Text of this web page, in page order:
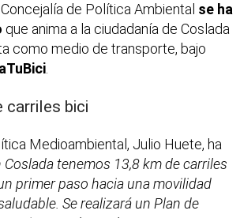
de Política Ambiental se ha
que anima a la ciudadanía de Coslada
como medio de transporte, bajo
.
carriles bici
Medioambiental, Julio Huete, ha
Coslada tenemos 13,8 km de carriles
primer paso hacia una movilidad
Se realizará un Plan de